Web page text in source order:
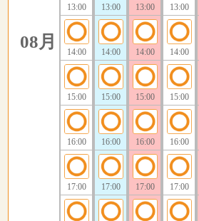
08月
13:00
14:00
15:00
16:00
17:00
13:00
14:00
15:00
16:00
17:00
13:00
14:00
15:00
16:00
17:00
13:00
14:00
15:00
16:00
17:00